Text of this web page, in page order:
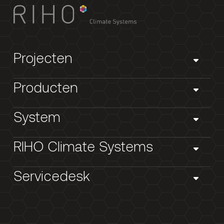
Projecten
Producten
System
RIHO Climate Systems
Servicedesk